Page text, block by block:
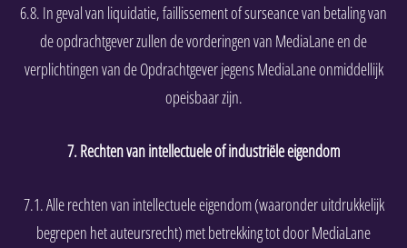
6.8. In geval van liquidatie, faillissement of surseance van betaling van
de opdrachtgever zullen de vorderingen van MediaLane en de
verplichtingen van de Opdrachtgever jegens MediaLane onmiddellijk
opeisbaar zijn.
7. Rechten van intellectuele of industriële eigendom
7.1. Alle rechten van intellectuele eigendom (waaronder uitdrukkelijk
begrepen het auteursrecht) met betrekking tot door MediaLane